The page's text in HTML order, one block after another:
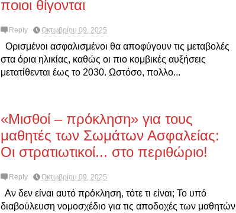
ποιοι θίγονται
Reply Οκτωβρίου 09, 2025
Ορισμένοι ασφαλισμένοι θα αποφύγουν τις μεταβολές
στα όρια ηλικίας, καθώς οι πιο κομβικές αυξήσεις
μετατίθενται έως το 2030. Ωστόσο, πολλο...
«Μισθοί – πρόκληση» για τους
μαθητές των Σωμάτων Ασφαλείας:
Οι στρατιωτικοί... στο περιθώριο!
Reply Οκτωβρίου 09, 2025
Αν δεν είναι αυτό πρόκληση, τότε τι είναι; Το υπό
διαβούλευση νομοσχέδιο για τις αποδοχές των μαθητών